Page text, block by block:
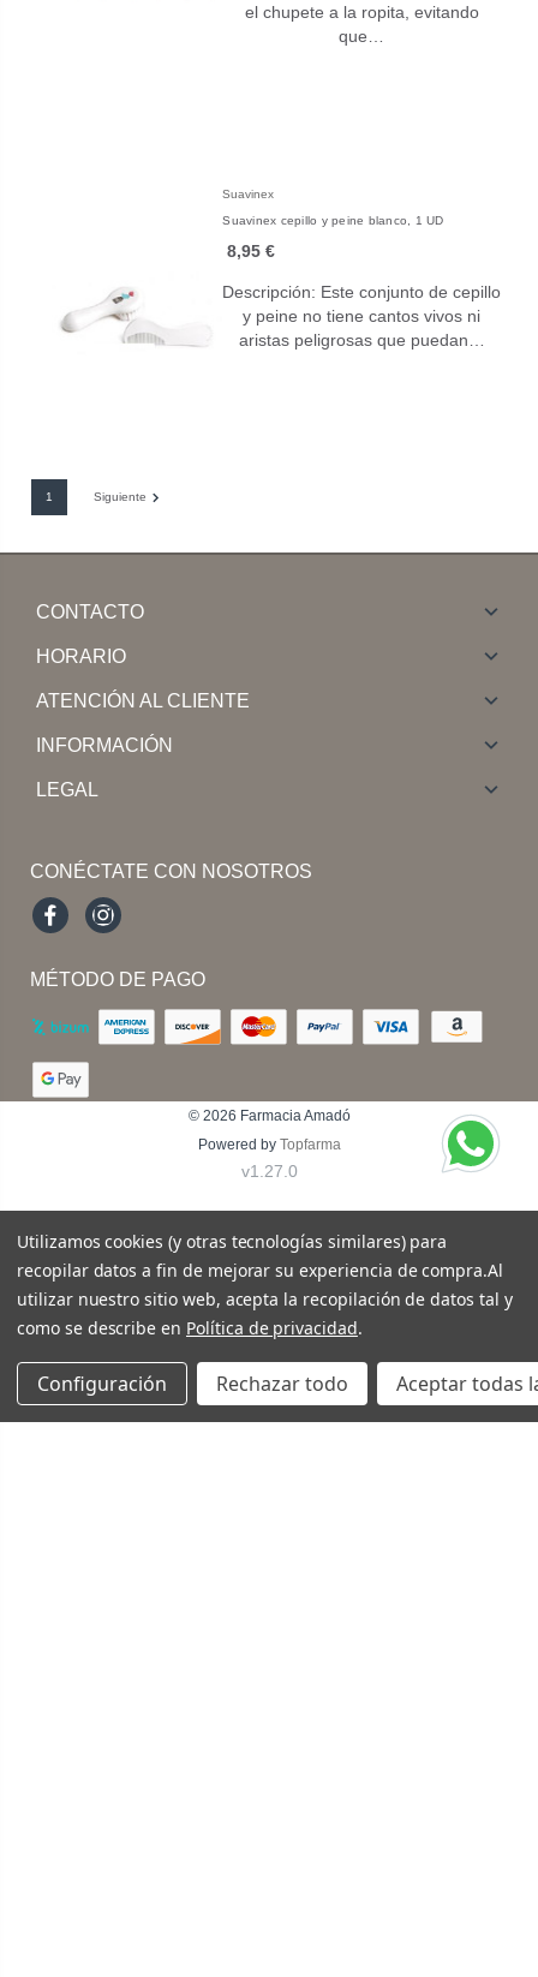
el chupete a la ropita, evitando
que…
Suavinex
Suavinex cepillo y peine blanco, 1 UD
8,95 €
Descripción: Este conjunto de cepillo
y peine no tiene cantos vivos ni
aristas peligrosas que puedan…
1 Siguiente
CONTACTO
HORARIO
ATENCIÓN AL CLIENTE
INFORMACIÓN
LEGAL
CONÉCTATE CON NOSOTROS
FacebookInstagram
MÉTODO DE PAGO
© 2026 Farmacia Amadó
Powered by Topfarma
v1.27.0
Utilizamos cookies (y otras tecnologías similares) para
recopilar datos a fin de mejorar su experiencia de compra.Al
utilizar nuestro sitio web, acepta la recopilación de datos tal y
como se describe en Política de privacidad.
Configuración Rechazar todo Aceptar todas